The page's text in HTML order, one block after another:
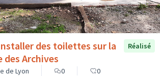
des toilettes sur la
des Archives
Réalisé
de Lyon 0 0